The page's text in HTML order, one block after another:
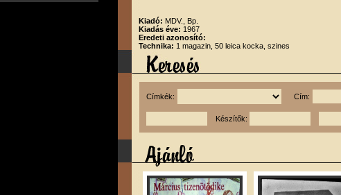
Kiadó: MDV., Bp.
Kiadás éve: 1967
Eredeti azonosító:
Technika: 1 magazin, 50 leica kocka, szines
Címkék: Cím:
Készítők: